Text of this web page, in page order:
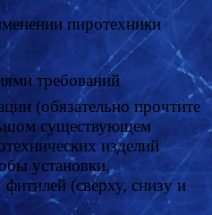
пиротехники
требований
(обязательно прочтите
существующем
изделий
установки,
(сверху, снизу и